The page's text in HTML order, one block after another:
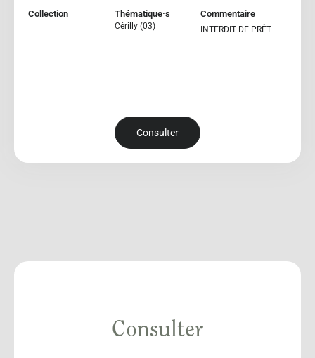
Collection Thématique·s
Cérilly (03)
Commentaire
INTERDIT DE PRÊT
Consulter
Consulter